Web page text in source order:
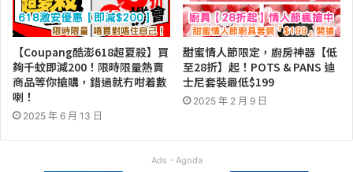
【Coupang酷澎618超夏殺】買
夠千蚊即減200！限時限量熱賣
商品等你搶購，錯過就冇咁着數
喇！
2025 年 6 月 13 日
甜蜜情人節限定，廚房神器【低
至28折】起！POTS & PANS 迪
士尼套裝最低$199
2025 年 2 月 9 日
Ads - Agoda